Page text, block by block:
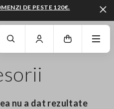
DERULEAZĂ ÎN JOS
DE PESTE 120€.
nu a dat rezultate